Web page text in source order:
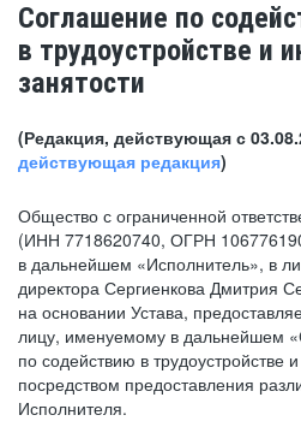
Соглашение по
в трудоустройстве и
занятости
(Редакция, действующая с
действующая редакция)
Общество с ограниченной
(ИНН 7718620740, ОГРН
в дальнейшем «Исполнитель», в
директора Сергиенкова Дмитрия
на основании Устава,
лицу, именуемому в дальнейшем
по содействию в трудоустройстве
посредством предоставления
Исполнителя.